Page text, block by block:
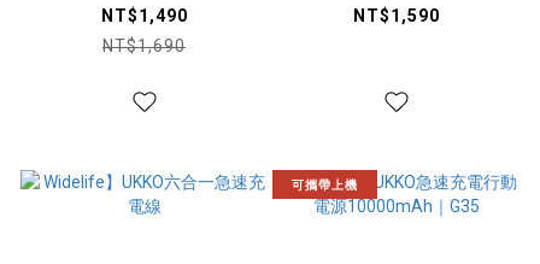
便攜沖牙機│BPH-
CY02-TW
NT$1,490
NT$1,690
165W 電壓顯示車充｜
NT$1,590
可攜帶上機